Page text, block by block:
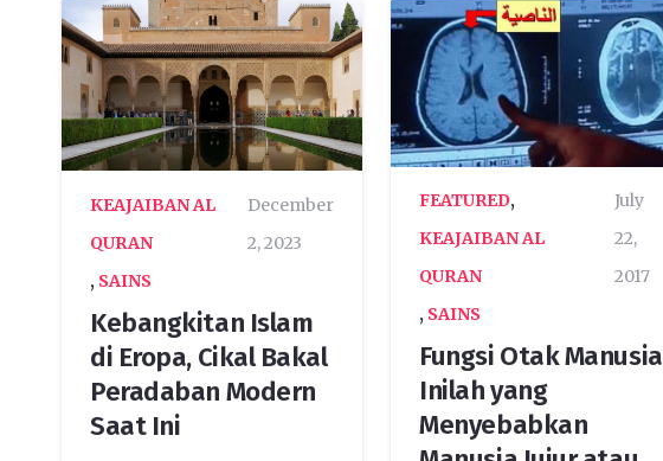
KEAJAIBAN AL
QURAN
, SAINS
December
2, 2023
Kebangkitan Islam
di Eropa, Cikal Bakal
Peradaban Modern
Saat Ini
FEATURED,
KEAJAIBAN AL
QURAN
, SAINS
July
22,
2017
Fungsi Otak Manusia
Inilah yang
Menyebabkan